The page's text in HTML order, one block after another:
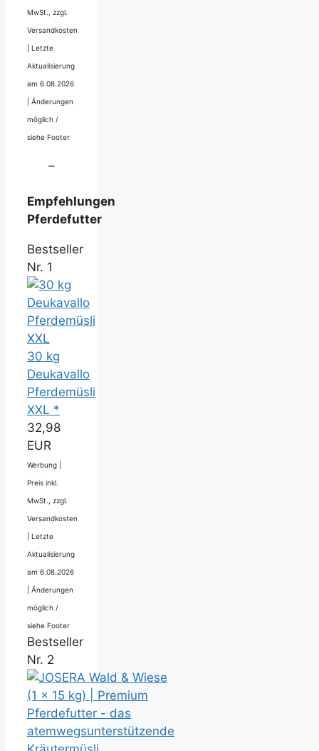
MwSt., zzgl.
Versandkosten
Letzte
Aktualisierung
am 6.08.2026
Änderungen
möglich /
siehe Footer
–
Empfehlungen
Pferdefutter
Bestseller
Nr. 1
30 kg
Deukavallo
Pferdemüsli
XXL *
32,98
EUR
Werbung |
Preis inkl.
MwSt., zzgl.
Versandkosten
Letzte
Aktualisierung
am 6.08.2026
Änderungen
möglich /
siehe Footer
Bestseller
Nr. 2